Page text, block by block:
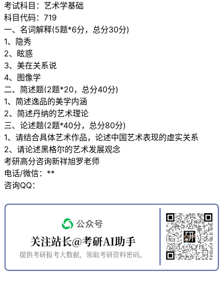
考试科目：艺术学基础
科目代码：719
一、名词解释(5题*6分，总分30分)
1、隐秀
2、眩惑
3、美在关系说
4、图像学
二、简述题(2题*20，总分40分)
1、简述逸品的美学内涵
2、简述丹纳的艺术理论
三、论述题(2题*40分，总分80分)
1、请结合具体艺术作品，论述中国艺术表现的虚实关系
2、请论述黑格尔的艺术发展观念
考研高分咨询新祥旭罗老师
电话/微信：**
咨询QQ：